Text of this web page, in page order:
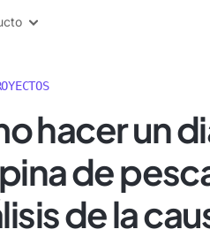
hacer un
de
de la